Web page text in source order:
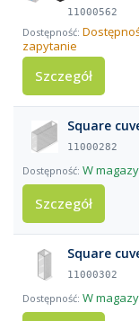
11000562
zapytanie
Szczegół
Square
11000282
W
Szczegół
Square
11000302
W